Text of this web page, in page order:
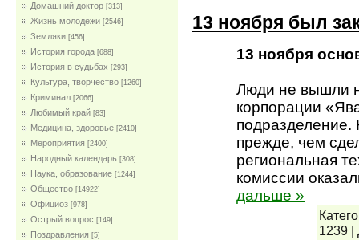
Домашний доктор [313]
Жизнь молодежи [2546]
Земляки [456]
История города [688]
История в судьбах [293]
Культура, творчество [1260]
Криминал [2066]
Любимый край [83]
Медицина, здоровье [2410]
Мероприятия [2400]
Народный календарь [308]
Наука, образование [1244]
Общество [14922]
Официоз [978]
Острый вопрос [149]
Поздравления [5]
13 ноября был
13 ноября
Люди не вышли
корпорации
подразделение.
прежде, чем
региональная
комиссии
дальше »
1239 |